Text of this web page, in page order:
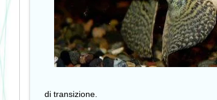
di transizione.